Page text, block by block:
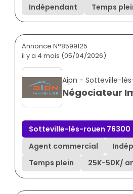
Indépendant
Temps
Annonce N°8599125
il y a 4 mois (05/04/2026)
Aipn - Sotteville-
Négociateur
Sotteville-lès-rouen 76300
Agent commercial
Temps plein
25K-50K/